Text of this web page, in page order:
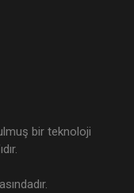
bir teknoloji